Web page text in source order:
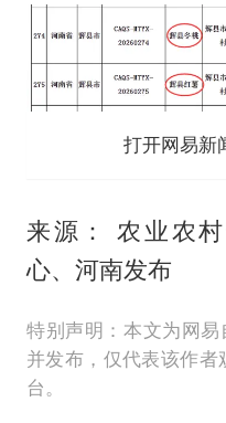
打开网易新
来源： 农业农
心、河南发布
特别声明：本文为网易
并发布，仅代表该作
台。